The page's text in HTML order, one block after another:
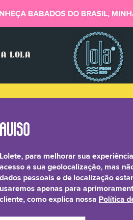
BABADOS DO BRASIL,
A LOLA
Lolete, para melhorar sua
acesso a sua geolocalização, mas
dados pessoais e de localização
usaremos apenas para
cliente, como explica nossa Política